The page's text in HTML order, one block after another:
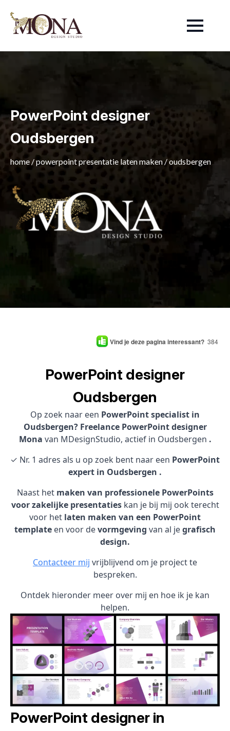
PowerPoint designer
Oudsbergen
home /powerpoint presentatie laten maken /oudsbergen
Vind je deze pagina interessant? 384
PowerPoint designer
Oudsbergen
Op zoek naar een PowerPoint specialist in
Oudsbergen? Freelance PowerPoint designer
Mona van MDesignStudio, actief in Oudsbergen .
✓ Nr. 1 adres als u op zoek bent naar een PowerPoint
expert in Oudsbergen .
Naast het maken van professionele PowerPoints
voor zakelijke presentatieskan je bij mij ook terecht
voor het laten maken van een PowerPoint
template en voor devormgeving van al jegrafisch
design.
Contacteer mij vrijblijvend om je project te
bespreken.
Ontdek hieronder meer over mij en hoe ik je kan
helpen.
PowerPoint designer in